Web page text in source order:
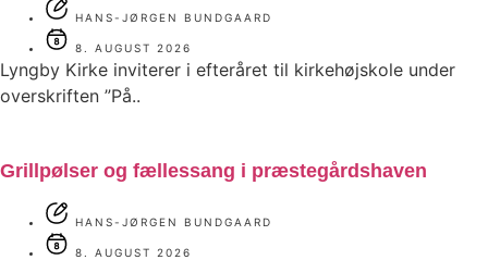
HANS-JØRGEN BUNDGAARD
8. AUGUST 2026
Lyngby Kirke inviterer i efteråret til kirkehøjskole under
overskriften ”På..
Grillpølser og fællessang i præstegårdshaven
HANS-JØRGEN BUNDGAARD
8. AUGUST 2026